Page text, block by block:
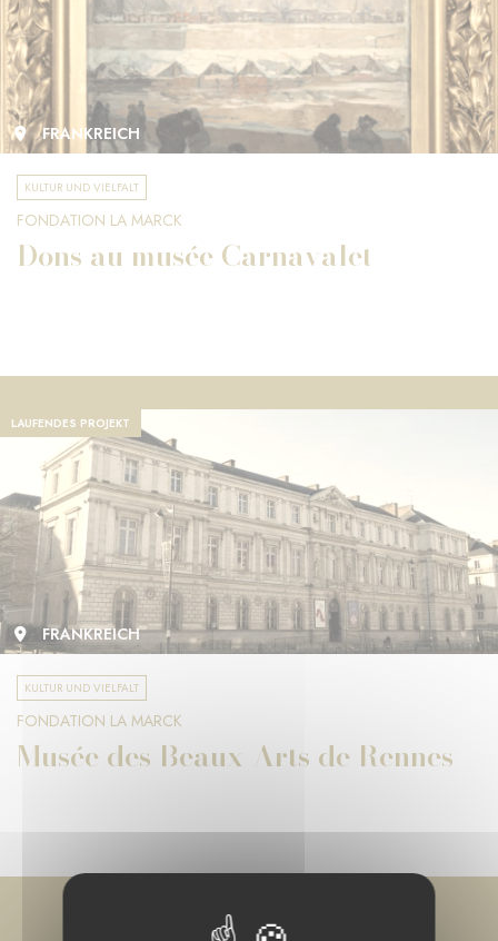
FRANKREICH
KULTUR UND VIELFALT
FONDATION LA MARCK
Dons au musée Carnavalet
LAUFENDES PROJEKT
FRANKREICH
KULTUR UND VIELFALT
FONDATION LA MARCK
Musée des Beaux-Arts de Rennes